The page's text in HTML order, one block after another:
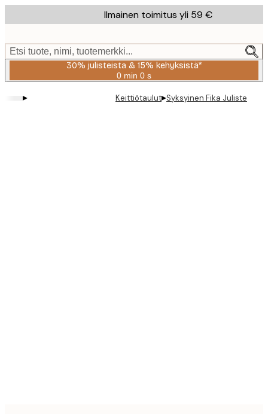
to
content.
Ilmainen toimitus yli 59 €
Etsi tuote, nimi, tuotemerkki...
30% julisteista & 15% kehyksistä*
0 min 0 s
Voimassa
2026-
▸ Keittiötaulut▸Syksyinen Fika Juliste